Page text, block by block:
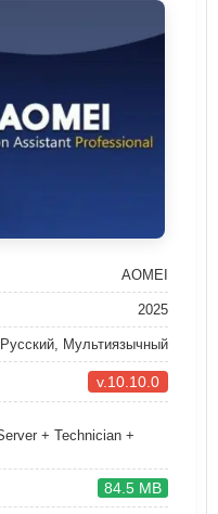
AOMEI
2025
Русский, Мультиязычный
v.10.10.0
+ Technician +
84.5 MB